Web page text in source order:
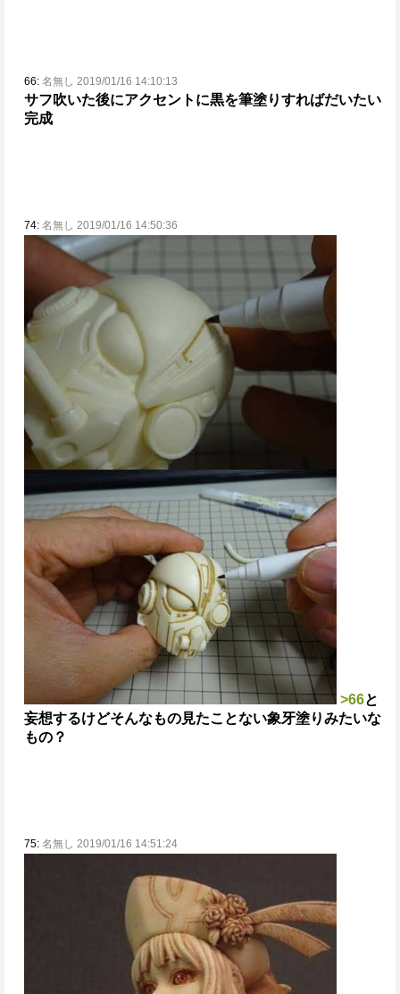
66: 名無し 2019/01/16 14:10:13
サフ吹いた後にアクセントに黒を筆塗りすればだいたい
完成
74: 名無し 2019/01/16 14:50:36
>66と
妄想するけどそんなもの見たことない象牙塗りみたいな
もの？
75: 名無し 2019/01/16 14:51:24